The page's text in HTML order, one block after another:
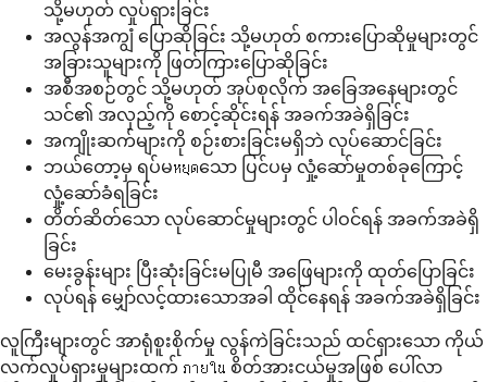
သို့မဟုတ် လှုပ်ရှားခြင်း
အလွန်အကျွံ ပြောဆိုခြင်း သို့မဟုတ် စကားပြောဆိုမှုများတွင်
အခြားသူများကို ဖြတ်ကြားပြောဆိုခြင်း
အစီအစဉ်တွင် သို့မဟုတ် အုပ်စုလိုက် အခြေအနေများတွင်
သင်၏ အလှည့်ကို စောင့်ဆိုင်းရန် အခက်အခဲရှိခြင်း
အကျိုးဆက်များကို စဉ်းစားခြင်းမရှိဘဲ လုပ်ဆောင်ခြင်း
ဘယ်တော့မှ ရပ်မหยุดသော ပြင်ပမှ လှုံ့ဆော်မှုတစ်ခုကြောင့်
လှုံ့ဆော်ခံရခြင်း
တိတ်ဆိတ်သော လုပ်ဆောင်မှုများတွင် ပါဝင်ရန် အခက်အခဲရှိ
ခြင်း
မေးခွန်းများ ပြီးဆုံးခြင်းမပြုမီ အဖြေများကို ထုတ်ပြောခြင်း
လုပ်ရန် မျှော်လင့်ထားသောအခါ ထိုင်နေရန် အခက်အခဲရှိခြင်း
လူကြီးများတွင် အာရုံစူးစိုက်မှု လွန်ကဲခြင်းသည် ထင်ရှားသော ကိုယ်
လက်လှုပ်ရှားမှုများထက် ภายใน စိတ်အားငယ်မှုအဖြစ် ပေါ်လာ